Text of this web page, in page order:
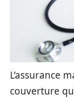
L’assurance
couverture